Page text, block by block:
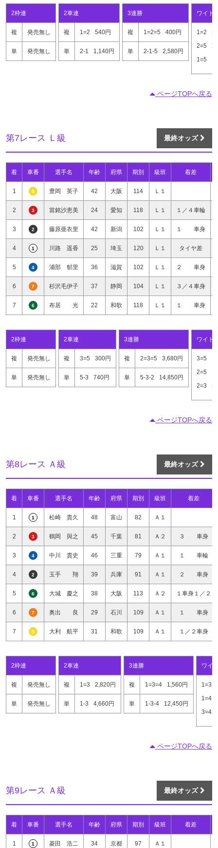
2枠連
複 発売無し
単 発売無し
2車連
複 1=2 540円
単 2-1 1,140円
3連勝
複 1=2=5 400円
単 2-1-5 2,580円
ワイド
1=2
2=5
1=5
ページTOPへ戻る
第7レース Ｌ級 最終オッズ
着 車番 選手名 年齢 府県 期別 級班 着差
1 5 豊岡 英子 42 大阪 114 Ｌ１
2 3 當銘沙恵美 24 愛知 118 Ｌ１ １／４車輪
3 2 藤原亜衣里 42 新潟 102 Ｌ１ １ 車身
4 1 川路 遥香 25 埼玉 120 Ｌ１ タイヤ差
5 4 浦部 郁里 36 滋賀 102 Ｌ１ ２ 車身
6 7 杉沢毛伊子 37 静岡 104 Ｌ１ ３／４車身
7 6 布居 光 22 和歌 118 Ｌ１ １ 車身
2枠連
複 発売無し
単 発売無し
2車連
複 3=5 300円
単 5-3 740円
3連勝
複 2=3=5 3,680円
単 5-3-2 14,850円
ワイド
3=5
2=5
2=3
ページTOPへ戻る
第8レース Ａ級 最終オッズ
着 車番 選手名 年齢 府県 期別 級班 着差
1 1 松崎 貴久 48 富山 82 Ａ１
2 3 鶴岡 與之 45 千葉 81 Ａ２ ３ 車身
3 4 中川 貴史 46 三重 79 Ａ１ １ 車輪
4 2 玉手 翔 39 兵庫 91 Ａ１ ２ 車身
5 6 大城 慶之 38 大阪 113 Ａ２ １車身１／２
6 7 奥出 良 29 石川 109 Ａ１ １ 車身
7 5 大利 航平 31 和歌 109 Ａ１ １／２車身
2枠連
複 発売無し
単 発売無し
2車連
複 1=3 2,820円
単 1-3 4,660円
3連勝
複 1=3=4 1,560円
単 1-3-4 12,450円
ワイ
1=3
1=4
3=4
ページTOPへ戻る
第9レース Ａ級 最終オッズ
着 車番 選手名 年齢 府県 期別 級班 着差
1 1 菱田 浩二 34 京都 97 Ａ１